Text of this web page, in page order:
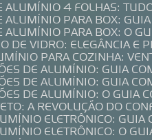
ALUMÍNIO 4 FOLHAS:
ALUMÍNIO PARA BOX:
ALUMÍNIO PARA BOX: O
DE VIDRO: ELEGÂNCIA E
PARA COZINHA:
DE ALUMÍNIO: GUIA
DE ALUMÍNIO: GUIA
DE ALUMÍNIO: O GUIA
A REVOLUÇÃO DO
ELETRÔNICO:
ELETRÔNICO: O